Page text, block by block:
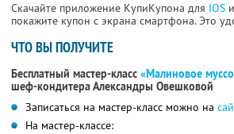
Скачайте приложение КупиКупона для IOS
покажите купон с экрана смартфона. Это
ЧТО ВЫ ПОЛУЧИТЕ
Бесплатный мастер-класс «Малиновое
шеф-кондитера Александры Овешковой
Записаться на мастер-класс можно на
На мастер-классе: